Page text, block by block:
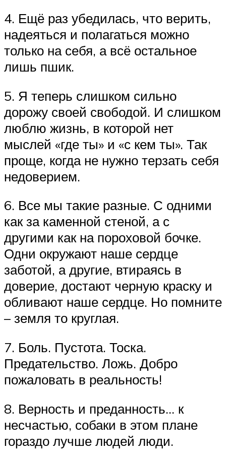
4. Ещё раз убедилась, что верить,
надеяться и полагаться можно
только на себя, а всё остальное
лишь пшик.
5. Я теперь слишком сильно
дорожу своей свободой. И слишком
люблю жизнь, в которой нет
мыслей «где ты» и «с кем ты». Так
проще, когда не нужно терзать себя
недоверием.
6. Все мы такие разные. С одними
как за каменной стеной, а с
другими как на пороховой бочке.
Одни окружают наше сердце
заботой, а другие, втираясь в
доверие, достают черную краску и
обливают наше сердце. Но помните
– земля то круглая.
7. Боль. Пустота. Тоска.
Предательство. Ложь. Добро
пожаловать в реальность!
8. Верность и преданность… к
несчастью, собаки в этом плане
гораздо лучше людей люди.